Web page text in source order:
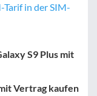
in der SIM-
S9 Plus mit
Vertrag kaufen